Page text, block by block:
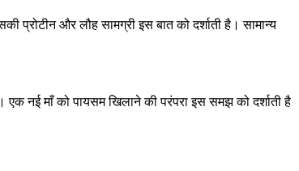
और लौह सामग्री इस बात को दर्शाती है। सामान्य
नई माँ को पायसम खिलाने की परंपरा इस समझ को दर्शाती है